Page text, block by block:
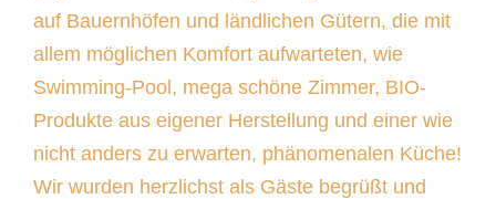
auf Bauernhöfen und ländlichen Gütern, die mit
allem möglichen Komfort aufwarteten, wie
Swimming-Pool, mega schöne Zimmer, BIO-
Produkte aus eigener Herstellung und einer wie
nicht anders zu erwarten, phänomenalen Küche!
Wir wurden herzlichst als Gäste begrüßt und